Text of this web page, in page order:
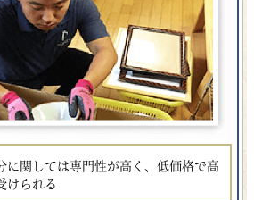
に関しては専門性が高く、低価格で高
けられる